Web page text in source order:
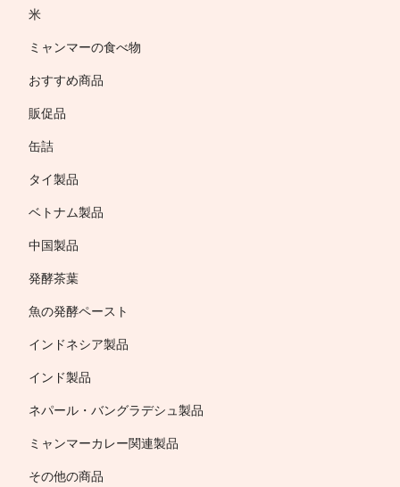
米
ミャンマーの食べ物
おすすめ商品
販促品
缶詰
タイ製品
ベトナム製品
中国製品
発酵茶葉
魚の発酵ペースト
インドネシア製品
インド製品
ネパール・バングラデシュ製品
ミャンマーカレー関連製品
その他の商品